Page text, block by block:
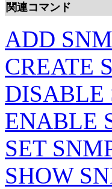
関連コマンド
ADD
CREATE
DISABLE
ENABLE
SET
SHOW